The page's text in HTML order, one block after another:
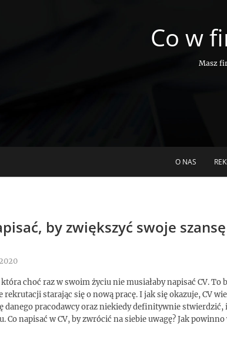
Co w
Masz
O NAS
by zwiększyć swoje
choć raz w swoim życiu nie musiałaby napisać CV.
rekrutacji starając się o nową pracę. I jak się okazuje, CV
danego pracodawcy oraz niekiedy definitywnie
Co napisać w CV, by zwrócić na siebie uwagę? Jak